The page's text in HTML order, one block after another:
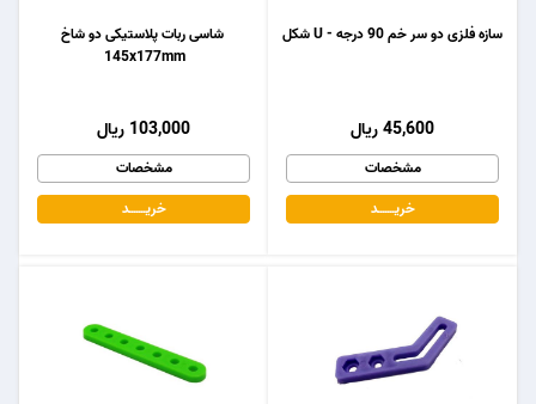
شاسی ربات پلاستیکی دو شاخ
145x177mm
103,000 ریال
مشخصات
خریـــــــد
سازه فلزی دو سر خم 90 درجه - U شکل
45,600 ریال
مشخصات
خریـــــــد